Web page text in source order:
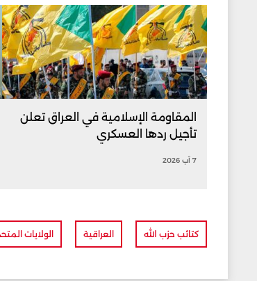
المقاومة الإسلامية في العراق تعلن
تأجيل ردها العسكري
7 آب 2026
كتائب حزب الله العراقية الولايات